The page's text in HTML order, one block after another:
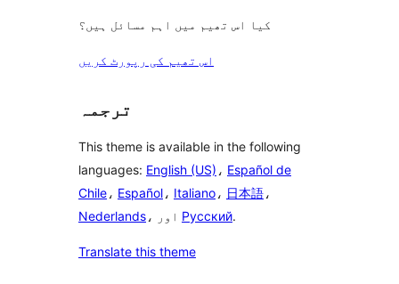
کیا اس تھیم میں اہم مسائل ہیں؟
اس تھیم کی رپورٹ کریں
ترجمہ
This theme is available in the following
languages: English (US) ، Español de
Chile ، Español ، Italiano ، 日本語 ،
Nederlands
Русский.
Translate this theme